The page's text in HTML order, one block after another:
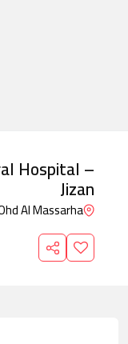
Hospital –
Jizan
Al Massarha,